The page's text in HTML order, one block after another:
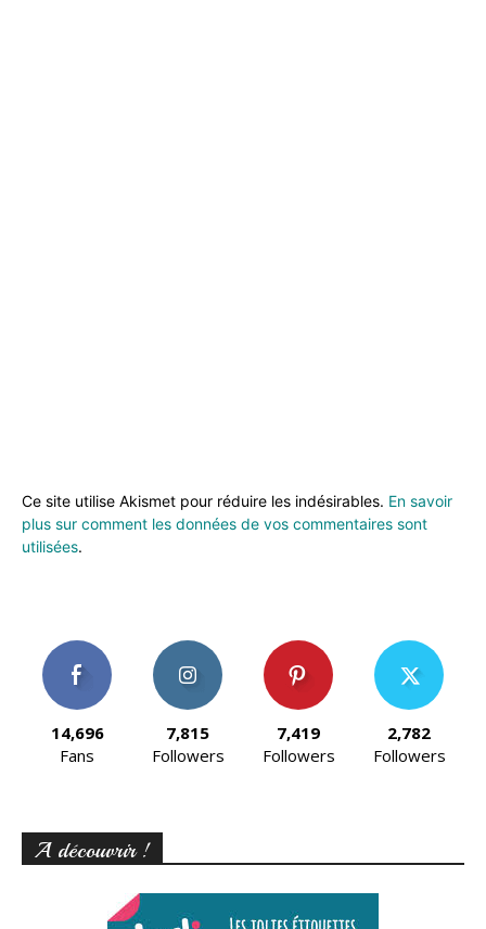
Ce site utilise Akismet pour réduire les indésirables. En savoir
plus sur comment les données de vos commentaires sont
utilisées.
14,696
Fans
7,815
Followers
7,419
Followers
2,782
Followers
A découvrir !